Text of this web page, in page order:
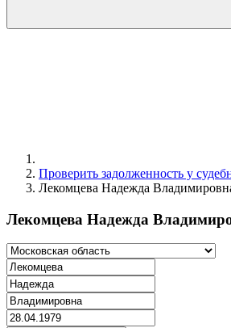
Проверить задолженность у
Лекомцева Надежда
Лекомцева Надежда